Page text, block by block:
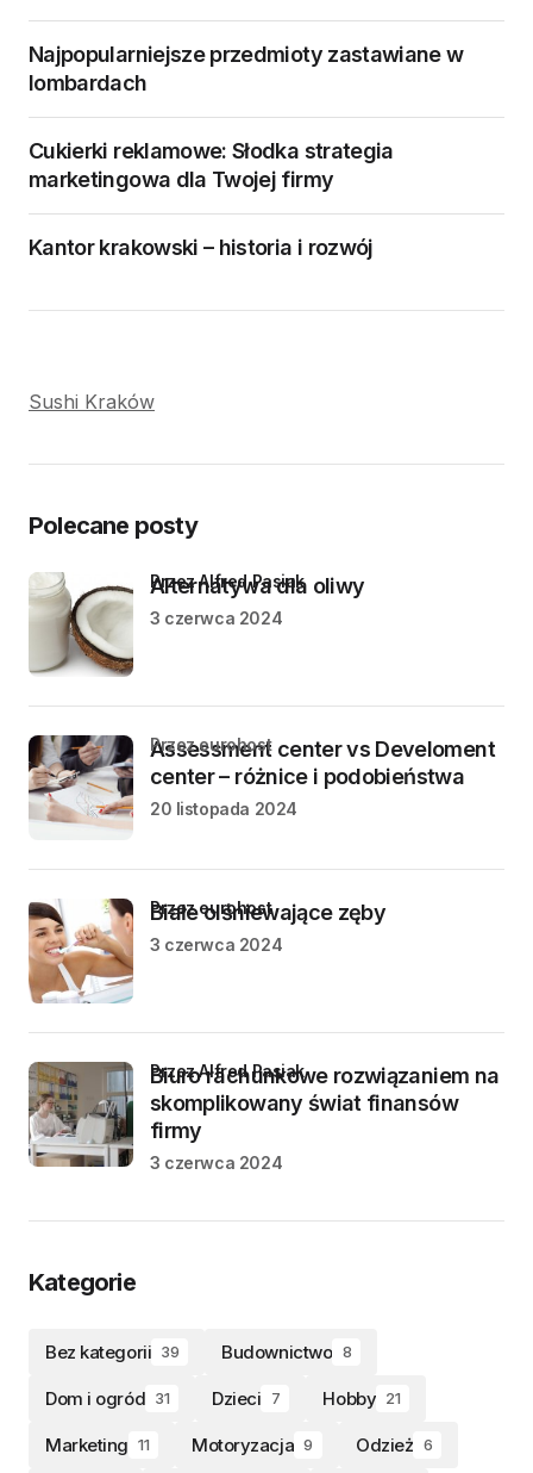
Najpopularniejsze przedmioty zastawiane w
lombardach
Cukierki reklamowe: Słodka strategia
marketingowa dla Twojej firmy
Kantor krakowski – historia i rozwój
Sushi Kraków
Polecane posty
Alternatywa dla oliwy
przez Alfred Pasiak
3 czerwca 2024
Assessment center vs Develoment
center – różnice i podobieństwa
przez eurohost
20 listopada 2024
Białe olśniewające zęby
przez eurohost
3 czerwca 2024
Biuro rachunkowe rozwiązaniem na
skomplikowany świat finansów
firmy
przez Alfred Pasiak
3 czerwca 2024
Kategorie
Bez kategorii 39 Budownictwo 8
Dom i ogród 31 Dzieci 7 Hobby 21
Marketing 11 Motoryzacja 9 Odzież 6